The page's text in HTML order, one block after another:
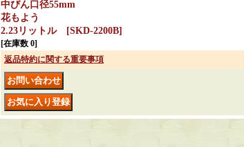
中びん口径55mm
花もよう
2.23リットル
[SKD-2200B]
[在庫数 0]
返品特約に関する重要事項